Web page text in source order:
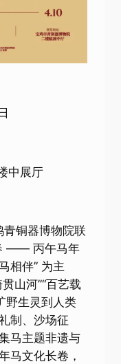
中展厅
铜器博物院联
—— 丙午马年
相伴” 为主
山河”“百艺载
野生灵到人类
制、沙场征
马主题非遗与
马文化长卷，